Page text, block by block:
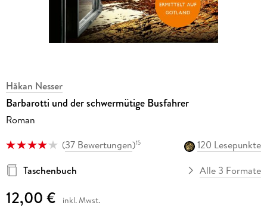
Håkan Nesser
Barbarotti und der schwermütige Busfahrer
Roman
(37 Bewertungen)15
120 Lesepunkte
Taschenbuch
Alle 3 Formate
12,00 € inkl. Mwst.